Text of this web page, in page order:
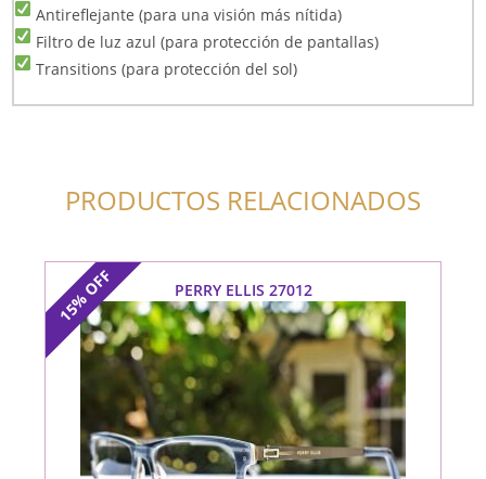
Antireflejante (para una visión más nítida)
Filtro de luz azul (para protección de pantallas)
Transitions (para protección del sol)
PRODUCTOS RELACIONADOS
15%
OFF PERRY ELLIS 27012